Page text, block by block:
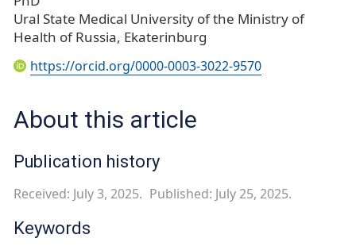
Ural State Medical University of the Ministry of
Health of Russia, Ekaterinburg
https://orcid.org/0000-0003-3022-9570
About this article
Publication history
Received: July 3, 2025. Published: July 25, 2025.
Keywords